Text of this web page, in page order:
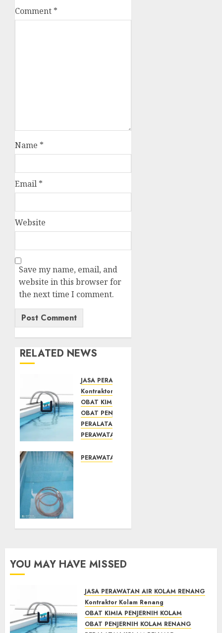
Comment *
Name *
Email *
Website
Save my name, email, and
website in this browser for
the next time I comment.
RELATED NEWS
JASA PERAWATAN AIR KOLAM RENANG
Kontraktor Kolam Renang
OBAT KIMIA PENJERNIH KOLAM
OBAT PENJERNIH KOLAM RENANG
PERALATAN KOLAM RENANG
PERAWATAN KOLAM RENANG
Mengenal
Kolam
MAY 28,
2022
0
PERAWATAN KOLAM RENANG
JULY 24,
YOU MAY HAVE MISSED
JASA PERAWATAN AIR KOLAM RENANG
Kontraktor Kolam Renang
OBAT KIMIA PENJERNIH KOLAM
OBAT PENJERNIH KOLAM RENANG